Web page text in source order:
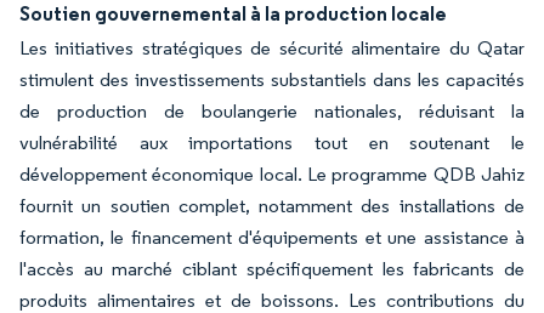
Soutien gouvernemental à la production locale
Les initiatives stratégiques de sécurité alimentaire du Qatar
stimulent des investissements substantiels dans les capacités
de production de boulangerie nationales, réduisant la
vulnérabilité aux importations tout en soutenant le
développement économique local. Le programme QDB Jahiz
fournit un soutien complet, notamment des installations de
formation, le financement d'équipements et une assistance à
l'accès au marché ciblant spécifiquement les fabricants de
produits alimentaires et de boissons. Les contributions du